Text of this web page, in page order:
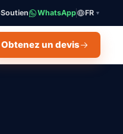
Soutien WhatsApp FR ▼
Obtenez un devis